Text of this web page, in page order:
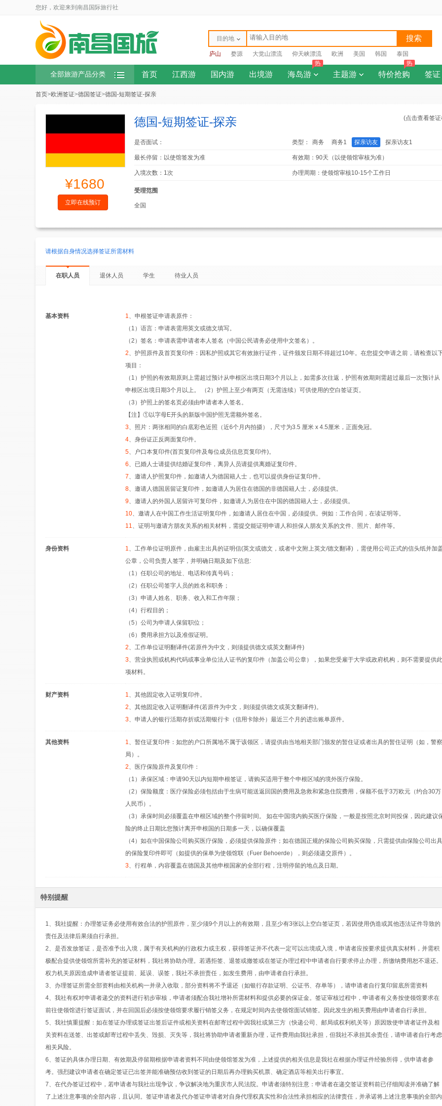
您好，欢迎来到南昌国际旅行社
目的地 搜索
庐山 婺源 大觉山漂流 仰天峡漂流 欧洲 美国 韩国 泰国
全部旅游产品分类 首页 江西游 国内游 出境游 海岛游
热
主题游 特价抢购
热
签证
首页>欧洲签证>德国签证>德国-短期签证-探亲
¥1680
立即在线预订
德国-短期签证-探亲 (点击查看签
是否面试： 类型： 商务 商务1 探亲访友 探亲访友1
最长停留：以使馆签发为准 有效期：90天（以使领馆审核为准）
入境次数：1次 办理周期：使领馆审核10-15个工作日
受理范围
全国
请根据自身情况选择签证所需材料
在职人员 退休人员 学生 待业人员
基本资料 1、申根签证申请表原件：
（1）语言：申请表需用英文或德文填写。
（2）签名：申请表需申请者本人签名（中国公民请务必使用中文签名）。
2、护照原件及首页复印件：因私护照或其它有效旅行证件，证件颁发日期不得超过10年。在您提交申请之前，请检查以
项目：
（1）护照的有效期原则上需超过预计从申根区出境日期3个月以上，如需多次往返，护照有效期则需超过最后一次预计从
申根区出境日期3个月以上。 （2）护照上至少有两页（无需连续）可供使用的空白签证页。
（3）护照上的签名页必须由申请者本人签名。
【注】①以字母E开头的新版中国护照无需额外签名。
3、照片：两张相同的白底彩色近照（近6个月内拍摄），尺寸为3.5 厘米 x 4.5厘米，正面免冠。
4、身份证正反两面复印件。
5、户口本复印件(首页复印件及每位成员信息页复印件)。
6、已婚人士请提供结婚证复印件，离异人员请提供离婚证复印件。
7、邀请人护照复印件，如邀请人为德国籍人士，也可以提供身份证复印件。
8、邀请人德国居留证复印件，如邀请人为居住在德国的非德国籍人士，必须提供。
9、邀请人的外国人居留许可复印件，如邀请人为居住在中国的德国籍人士，必须提供。
10、邀请人在中国工作生活证明复印件，如邀请人居住在中国，必须提供。例如：工作合同，在读证明等。
11、证明与邀请方朋友关系的相关材料，需提交能证明申请人和担保人朋友关系的文件、照片、邮件等。
身份资料 1、工作单位证明原件，由雇主出具的证明信(英文或德文，或者中文附上英文/德文翻译) ，需使用公司正式的信头纸并加
公章，公司负责人签字，并明确日期及如下信息:
（1）任职公司的地址、电话和传真号码；
（2）任职公司签字人员的姓名和职务；
（3）申请人姓名、职务、收入和工作年限；
（4）行程目的；
（5）公司为申请人保留职位；
（6）费用承担方以及准假证明。
2、工作单位证明翻译件(若原件为中文，则须提供德文或英文翻译件)
3、营业执照或机构代码或事业单位法人证书的复印件（加盖公司公章），如果您受雇于大学或政府机构，则不需要提供此
项材料。
财产资料 1、其他固定收入证明复印件。
2、其他固定收入证明翻译件(若原件为中文，则须提供德文或英文翻译件)。
3、申请人的银行活期存折或活期银行卡（信用卡除外）最近三个月的进出账单原件。
其他资料 1、暂住证复印件：如您的户口所属地不属于该领区，请提供由当地相关部门颁发的暂住证或者出具的暂住证明（如，警察
局）。
2、医疗保险原件及复印件：
（1）承保区域：申请90天以内短期申根签证，请购买适用于整个申根区域的境外医疗保险。
（2）保险额度：医疗保险必须包括由于生病可能送返回国的费用及急救和紧急住院费用，保额不低于3万欧元（约合30万
人民币）。
（3）承保时间必须覆盖在申根区域的整个停留时间。 如在中国境内购买医疗保险，一般是按照北京时间投保，因此建议
险的终止日期比您预计离开申根国的日期多一天，以确保覆盖
（4）如在中国保险公司购买医疗保险，必须提供保险原件；如在德国正规的保险公司购买保险，只需提供由保险公司出具
的保险复印件即可（如提供的保单为使领馆联（Fuer Behoerde），则必须递交原件）。
3、行程单，内容覆盖在德国及其他申根国家的全部行程，注明停留的地点及日期。
特别提醒
1、我社提醒：办理签证务必使用有效合法的护照原件，至少须9个月以上的有效期，且至少有3张以上空白签证页，若因使用伪造或其他违法证件导致的
责任及法律后果须自行承担。
2、是否发放签证，是否准予出入境，属于有关机构的行政权力或主权，获得签证并不代表一定可以出境或入境，申请者应按要求提供真实材料，并需积
极配合提供使领馆所需补充的签证材料，我社将协助办理。若遇拒签、退签或撤签或在签证办理过程中申请者自行要求停止办理，所缴纳费用恕不退还。
权力机关原因造成申请者签证提前、延误、误签，我社不承担责任，如发生费用，由申请者自行承担。
3、办理签证所需全部资料由相关机构一并录入收取，部分资料将不予退还（如银行存款证明、公证书、存单等），请申请者自行复印留底所需资料
4、我社有权对申请者递交的资料进行初步审核，申请者须配合我社增补所需材料和提供必要的保证金。签证审核过程中，申请者有义务按使领馆要求在
前往使领馆进行签证面试，并在回国后必须按使领馆要求履行销签义务，在规定时间内去使领馆面试销签。因此发生的相关费用由申请者自行承担。
5、我社慎重提醒：如在签证办理或签证出签后证件或相关资料在邮寄过程中因我社或第三方（快递公司、邮局或权利机关等）原因致使申请者证件及相
关资料在送签、出签或邮寄过程中丢失、毁损、灭失等，我社将协助申请者重新办理，证件费用由我社承担，但我社不承担其余责任，请申请者自行考虑
相关风险。
6、签证的具体办理日期、有效期及停留期根据申请者资料不同由使领馆签发为准，上述提供的相关信息是我社在根据办理证件经验所得，供申请者参
考。强烈建议申请者在确定签证已出签并能准确预估收到签证的日期后再办理购买机票、确定酒店等相关出行事宜。
7、在代办签证过程中，若申请者与我社出现争议，争议解决地为重庆市人民法院。申请者须特别注意：申请者在递交签证资料前已仔细阅读并准确了解
了上述注意事项的全部内容，且认同。签证申请者及代办签证申请者对自身代理权真实性和合法性承担相应的法律责任，并承诺将上述注意事项的全部内